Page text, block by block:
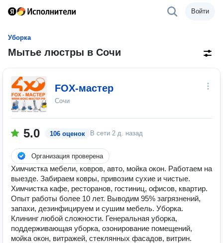
Войти
Уборка
Мытье люстры в Сочи
FOX-мастер
Сочи
5.0 106 оценок В сети 2 д. назад
Организация проверена
Химчистка мебели, ковров, авто, мойка окон. Работаем на
выезде. Забираем ковры, привозим сухие и чистые.
Химчистка кафе, ресторанов, гостиниц, офисов, квартир.
Опыт работы более 10 лет. Выводим 95% загрязнений,
запахи, дезинфицируем и сушим мебель. Уборка.
Клининг любой сложности. Генеральная уборка,
поддерживающая уборка, озонирование помещений,
мойка окон, витражей, стеклянных фасадов, витрин.